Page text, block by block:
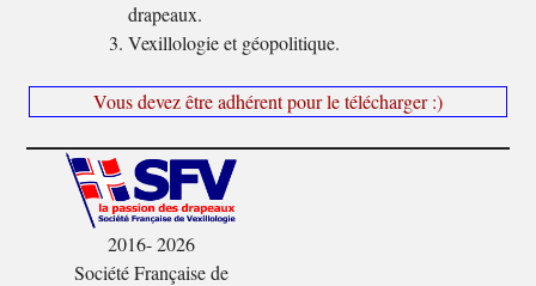
drapeaux.
Vexillologie et géopolitique.
Vous devez être adhérent pour le télécharger :)
2016- 2026
Société Française de